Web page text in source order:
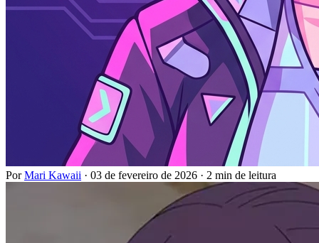
PorMari Kawaii · 03 de fevereiro de 2026 · 2 min de leitura